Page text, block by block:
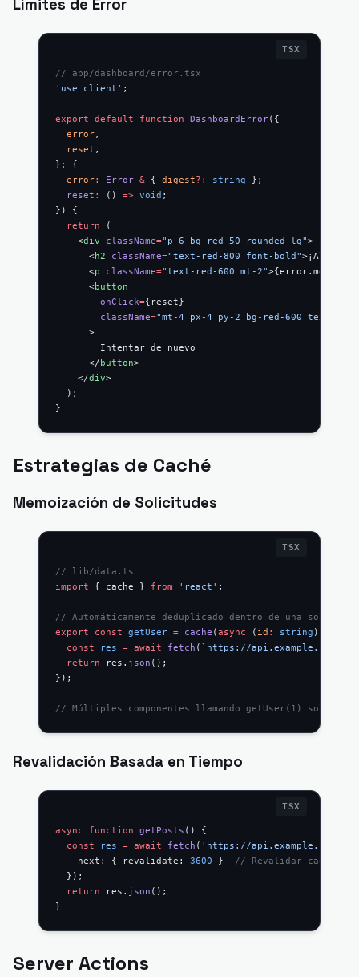
Límites de Error
// app/dashboard/error.tsx
'use client' ;
export default function DashboardError({
  error
,
  reset
,
} :
{
  error
: Error & { digest?: string };
  reset
: () => void ;
}) {
  return
(
    <
div className="p-6 bg-red-50 rounded-lg">
      <
h2 className="text-red-800 font-bold">¡Algo
      <
p className="text-red-600 mt-2"
      <
button
        onClick
={reset}
        className
="mt-4 px-4 py-2 bg-red-600 text-
      >
        Intentar de nuevo
      </
button>
    </
div>
  );
}
Estrategias de Caché
Memoización de Solicitudes
// lib/data.ts
import { cache } from 'react' ;
// Automáticamente deduplicado dentro de una sola
export const getUser = cache (async ( id : string )
  const
res = await fetch ( `https://api.example.com/
  return
res. json ();
});
// Múltiples componentes llamando getUser(1) solo
Revalidación Basada en Tiempo
async function getPosts () {
  const
res = await fetch ( 'https://api.example.com/
    next: { revalidate:
3600 } // Revalidar cada hora
  });
  return
res. json ();
}
Server Actions